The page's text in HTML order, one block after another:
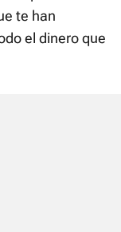
te han
el dinero que